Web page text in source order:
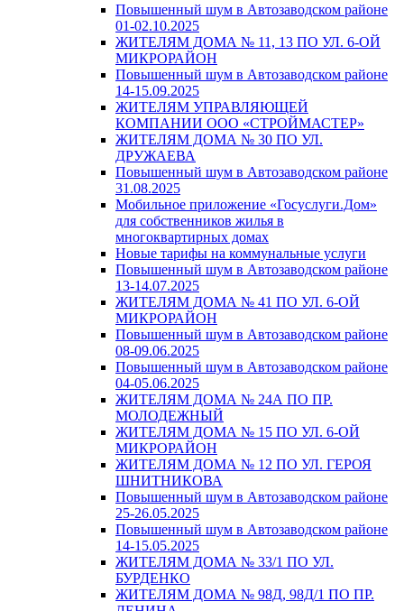
Повышенный шум в Автозаводском районе
01-02.10.2025
ЖИТЕЛЯМ ДОМА № 11, 13 ПО УЛ. 6-ОЙ
МИКРОРАЙОН
Повышенный шум в Автозаводском районе
14-15.09.2025
ЖИТЕЛЯМ УПРАВЛЯЮЩЕЙ
КОМПАНИИ ООО «СТРОЙМАСТЕР»
ЖИТЕЛЯМ ДОМА № 30 ПО УЛ.
ДРУЖАЕВА
Повышенный шум в Автозаводском районе
31.08.2025
Мобильное приложение «Госуслуги.Дом»
для собственников жилья в
многоквартирных домах
Новые тарифы на коммунальные услуги
Повышенный шум в Автозаводском районе
13-14.07.2025
ЖИТЕЛЯМ ДОМА № 41 ПО УЛ. 6-ОЙ
МИКРОРАЙОН
Повышенный шум в Автозаводском районе
08-09.06.2025
Повышенный шум в Автозаводском районе
04-05.06.2025
ЖИТЕЛЯМ ДОМА № 24А ПО ПР.
МОЛОДЕЖНЫЙ
ЖИТЕЛЯМ ДОМА № 15 ПО УЛ. 6-ОЙ
МИКРОРАЙОН
ЖИТЕЛЯМ ДОМА № 12 ПО УЛ. ГЕРОЯ
ШНИТНИКОВА
Повышенный шум в Автозаводском районе
25-26.05.2025
Повышенный шум в Автозаводском районе
14-15.05.2025
ЖИТЕЛЯМ ДОМА № 33/1 ПО УЛ.
БУРДЕНКО
ЖИТЕЛЯМ ДОМА № 98Д, 98Д/1 ПО ПР.